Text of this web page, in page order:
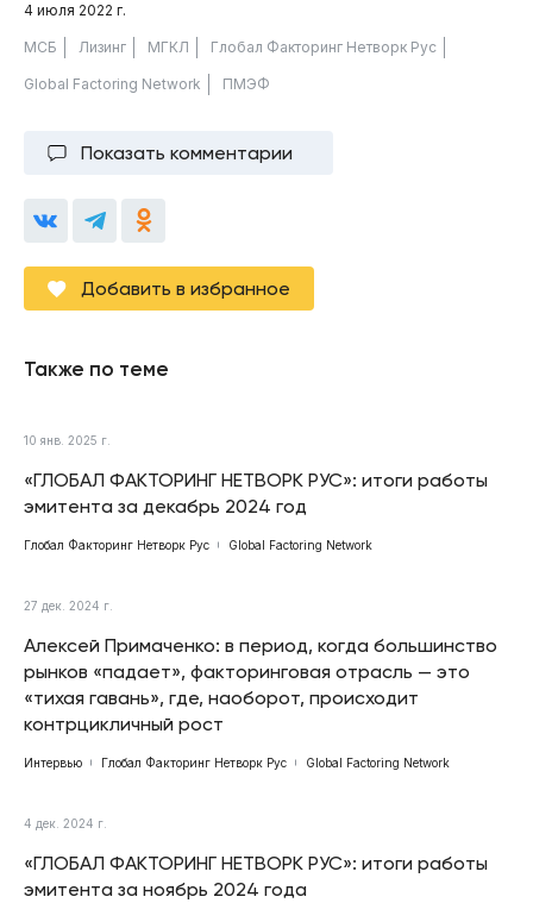
4 июля 2022 г.
МСБ Лизинг МГКЛ Глобал Факторинг Нетворк Рус
Global Factoring Network ПМЭФ
Показать комментарии
Добавить в избранное
Также по теме
10 янв. 2025 г.
«ГЛОБАЛ ФАКТОРИНГ НЕТВОРК РУС»: итоги работы
эмитента за декабрь 2024 год
Глобал Факторинг Нетворк Рус Global Factoring Network
27 дек. 2024 г.
Алексей Примаченко: в период, когда большинство
рынков «падает», факторинговая отрасль — это
«тихая гавань», где, наоборот, происходит
контрцикличный рост
Интервью Глобал Факторинг Нетворк Рус Global Factoring Network
4 дек. 2024 г.
«ГЛОБАЛ ФАКТОРИНГ НЕТВОРК РУС»: итоги работы
эмитента за ноябрь 2024 года